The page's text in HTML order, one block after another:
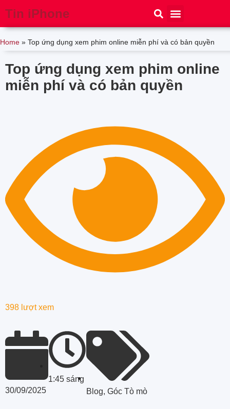
Tin iPhone
Home » Top ứng dụng xem phim online miễn phí và có bản quyền
Top ứng dụng xem phim online
miễn phí và có bản quyền
398 lượt xem
30/09/2025
1:45 sáng
Blog, Góc Tò mò